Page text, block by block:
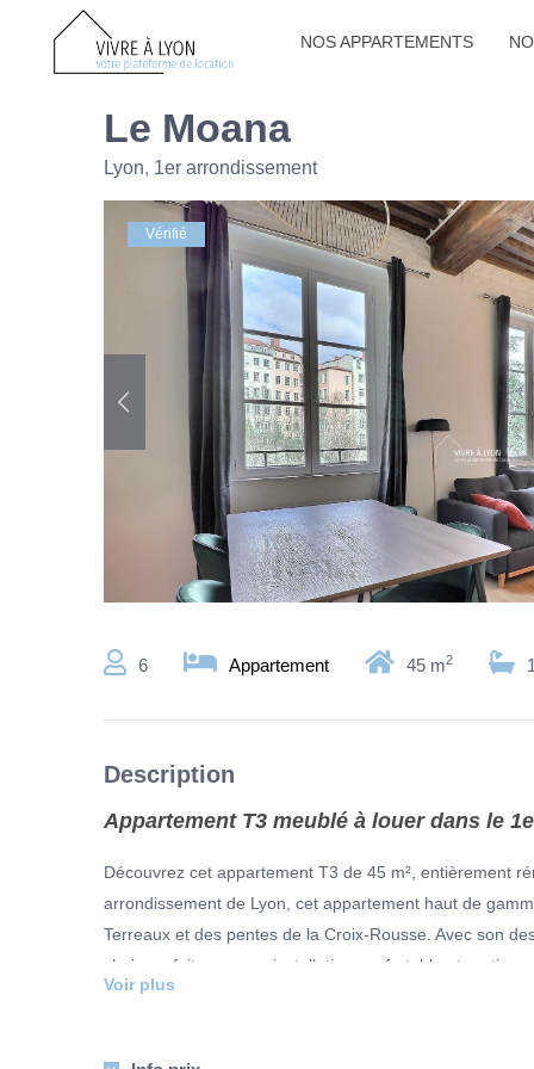
NOS APPARTEMENTS
Le Moana
Lyon, 1er arrondissement
Vérifié
6 Appartement 45 m2 1
Description
Appartement T3 meublé à louer dans le
Découvrez cet appartement T3 de 45 m², entièrement
arrondissement de Lyon, cet appartement haut de
Terreaux et des pentes de la Croix-Rousse. Avec son
choix parfait pour une installation confortable et
et propose un espace chaleureux et fonctionnel.
Voir plus